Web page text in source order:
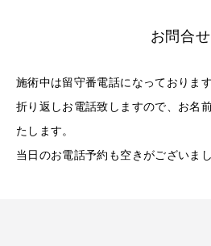
お問合せ
施術中は留守番電話になっております
折り返しお電話致しますので、お名
たします。
当日のお電話予約も空きがございま